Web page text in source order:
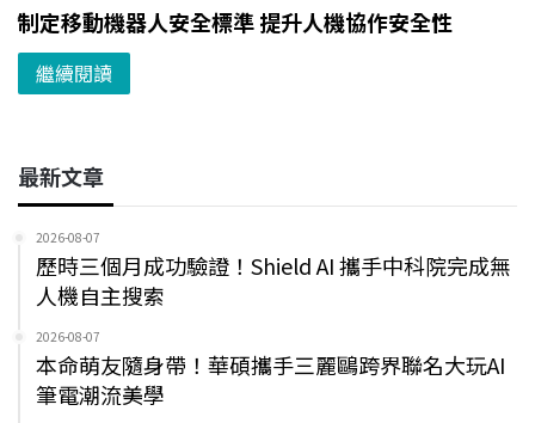
制定移動機器人安全標準 提升人機協作安全性
繼續閱讀
最新文章
2026-08-07
歷時三個月成功驗證！Shield AI 攜手中科院完成無
人機自主搜索
2026-08-07
本命萌友隨身帶！華碩攜手三麗鷗跨界聯名大玩AI
筆電潮流美學